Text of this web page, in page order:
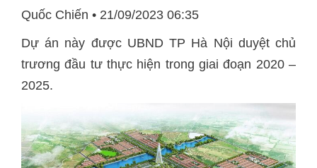
Quốc Chiến • 21/09/2023 06:35
Dự án này được UBND TP Hà Nội duyệt chủ
trương đầu tư thực hiện trong giai đoạn 2020 –
2025.